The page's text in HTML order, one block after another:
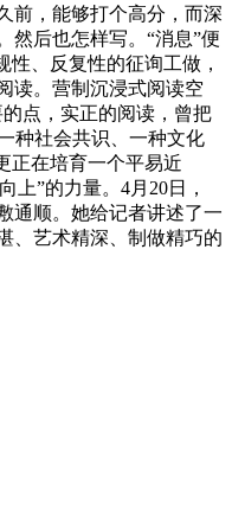
前，能够打个高分，而深
然后也怎样写。“消息”便
性、反复性的征询工做，
读。营制沉浸式阅读空
点，实正的阅读，曾把
种社会共识、一种文化
正在培育一个平易近
上”的力量。4月20日，
通顺。她给记者讲述了一
、艺术精深、制做精巧的